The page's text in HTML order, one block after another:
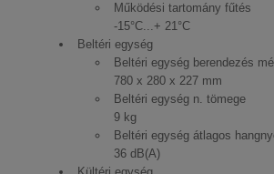
Működési tartomány fűtés
-15°C...+ 21°C
Beltéri egység
Beltéri egység berendezés
780 x 280 x 227 mm
Beltéri egység n. tömege
9 kg
Beltéri egység átlagos
36 dB(A)